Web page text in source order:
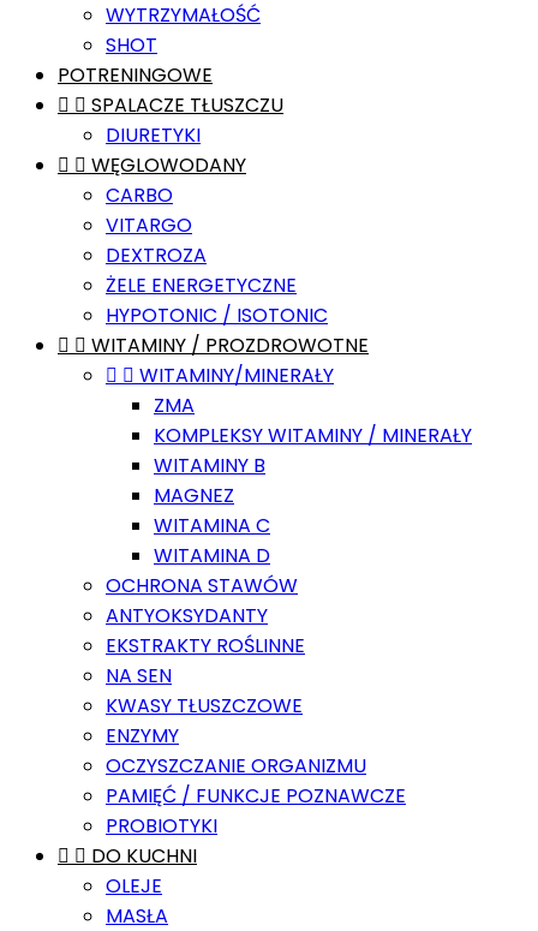
WYTRZYMAŁOŚĆ
SHOT
POTRENINGOWE
  SPALACZE TŁUSZCZU
DIURETYKI
  WĘGLOWODANY
CARBO
VITARGO
DEXTROZA
ŻELE ENERGETYCZNE
HYPOTONIC / ISOTONIC
  WITAMINY / PROZDROWOTNE
  WITAMINY/MINERAŁY
ZMA
KOMPLEKSY WITAMINY / MINERAŁY
WITAMINY B
MAGNEZ
WITAMINA C
WITAMINA D
OCHRONA STAWÓW
ANTYOKSYDANTY
EKSTRAKTY ROŚLINNE
NA SEN
KWASY TŁUSZCZOWE
ENZYMY
OCZYSZCZANIE ORGANIZMU
PAMIĘĆ / FUNKCJE POZNAWCZE
PROBIOTYKI
  DO KUCHNI
OLEJE
MASŁA